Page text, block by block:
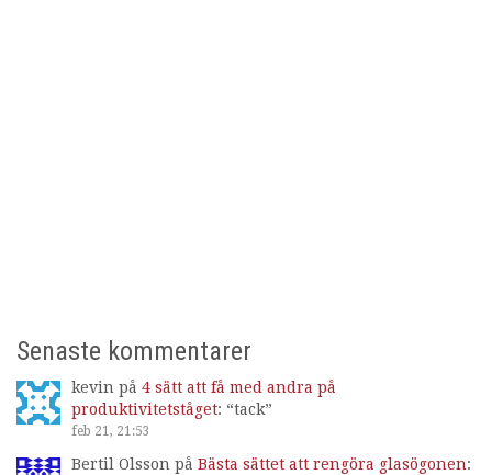
Senaste kommentarer
kevin på 4 sätt att få med andra på
produktivitetståget: “tack”
feb 21, 21:53
Bertil Olsson på Bästa sättet att rengöra glasögonen: